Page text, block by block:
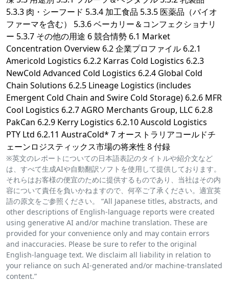
5.3.3 肉・シーフード 5.3.4 加工食品 5.3.5 医薬品（バイオ
ファーマを含む） 5.3.6 ベーカリー＆コンフェクショナリ
ー 5.3.7 その他の用途 6 競合情勢 6.1 Market
Concentration Overview 6.2 企業プロファイル 6.2.1
Americold Logistics 6.2.2 Karras Cold Logistics 6.2.3
NewCold Advanced Cold Logistics 6.2.4 Global Cold
Chain Solutions 6.2.5 Lineage Logistics (includes
Emergent Cold Chain and Swire Cold Storage) 6.2.6 MFR
Cool Logistics 6.2.7 AGRO Merchants Group, LLC 6.2.8
PakCan 6.2.9 Kerry Logistics 6.2.10 Auscold Logistics
PTY Ltd 6.2.11 AustraCold* 7 オーストラリアコールドチ
ェーンロジスティックス市場の将来性 8 付録
※英文のレポートについての日本語表記のタイトルや紹介文など
は、すべて生成AIや自動翻訳ソフトを使用して提供しております。
それらはお客様の便宜のために提供するものであり、当社はその内
容について責任を負いかねますので、何卒ご了承ください。適宜英
語の原文をご参照ください。 “All Japanese titles, abstracts, and
other descriptions of English-language reports were created
using generative AI and/or machine translation. These are
provided for your convenience only and may contain errors
and inaccuracies. Please be sure to refer to the original
English-language text. We disclaim all liability in relation to
your reliance on such AI-generated and/or machine-translated
content.”